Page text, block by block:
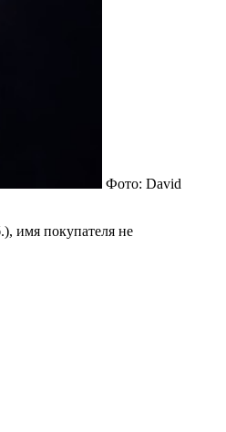
Фото: David
имя покупателя не